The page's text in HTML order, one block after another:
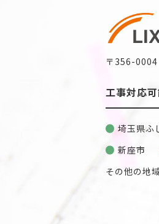
〒356-
工事対応
埼玉県ふ
新座市
その他の地